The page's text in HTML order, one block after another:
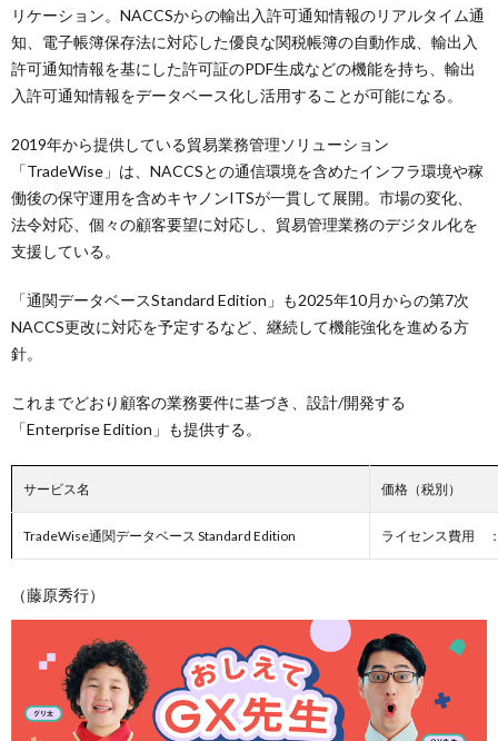
リケーション。NACCSからの輸出入許可通知情報のリアルタイム通
知、電子帳簿保存法に対応した優良な関税帳簿の自動作成、輸出入
許可通知情報を基にした許可証のPDF生成などの機能を持ち、輸出
入許可通知情報をデータベース化し活用することが可能になる。
2019年から提供している貿易業務管理ソリューション
「TradeWise」は、NACCSとの通信環境を含めたインフラ環境や稼
働後の保守運用を含めキヤノンITSが一貫して展開。市場の変化、
法令対応、個々の顧客要望に対応し、貿易管理業務のデジタル化を
支援している。
「通関データベースStandard Edition」も2025年10月からの第7次
NACCS更改に対応を予定するなど、継続して機能強化を進める方
針。
これまでどおり顧客の業務要件に基づき、設計/開発する
「Enterprise Edition」も提供する。
サービス名 価格（税別）
TradeWise通関データベース Standard Edition ライセンス費用
（藤原秀行）